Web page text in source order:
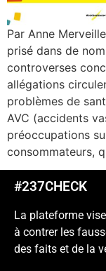
Par Anne
prisé dans de
controverses
allégations
problèmes de
AVC (accidents
préoccupations
consommateurs,
#237CHECK
La plateforme
à contrer les
des faits et de la